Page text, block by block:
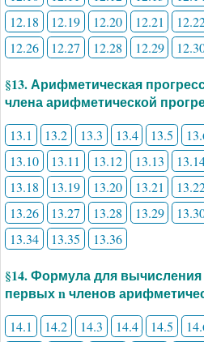
12.18
12.19 12.20 12.21
12.26
12.27 12.28 12.29
§13. Арифметическая
члена арифметической
13.1 13.2 13.3 13.4 13.5
13.10
13.11 13.12 13.13
13.18
13.19 13.20 13.21
13.26
13.27 13.28 13.29
13.34
13.35 13.36
§14. Формула для
первых n членов
14.1 14.2 14.3 14.4 14.5